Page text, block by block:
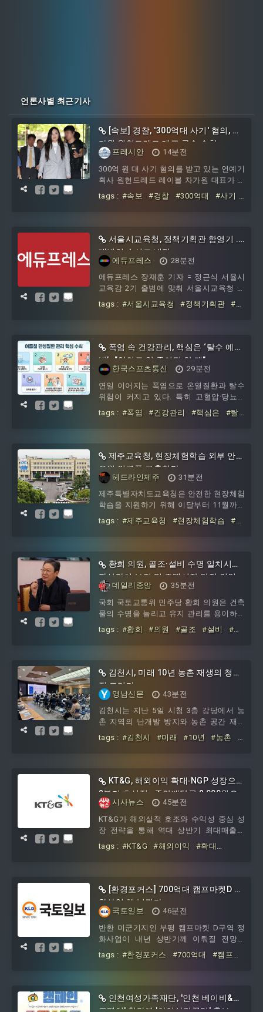
언론사별 최근기사
[속보] 경찰, '300억대 사기' 혐의, 차
가원 원헌드레드 대표 구속 송치
프레시안
14분전
300억 원 대 사기 혐의를 받고 있는 연예기
획사 원헌드레드 레이블 차가원 대표가 구
속 상태로 검찰에 넘겨졌다. 서울경찰청
광역수사단 금융수사대는 7일 차 대표를
tags : #속보 #경찰 #300억대
#사기
서울시교육청, 정책기획관 함영기 ..
대변인 손성조 내정
에듀프레스
28분전
에듀프레스 장재훈 기자 = 정근식 서율시
교육감 2기 출범에 맞춰 서울시교육청 정
책기획관에 함영기 전 서울시교육청 교육
정책국장이 내정됐다. 또 대변인에는 손성
tags : #서울시교육청 #정책기획관
#함
폭염 속 건강관리, 핵심은 ‘탈수 예
방’…"임의로 약 줄이면 안 돼"
한국스포츠통신
29분전
연일 이어지는 폭염으로 온열질환과 탈수
위험이 커지고 있다. 특히 고혈압·당뇨병
등 만성질환자는 더위로 혈압과 혈당이 평
소보다 크게 변할 수 있어 각별한 주의가
tags : #폭염 #건강관리 #핵심은
#탈
제주교육청, 현장체험학습 외부 안전
요원 인력풀 구축한다
헤드라인제주
31분전
제주특별자치도교육청은 안전한 현장체험
학습을 지원하기 위해 이달부터 11월까지
총 4회에 걸쳐 '2026년 현장체험학습 외부
안전요원 양성 연수비 지원 사업'을 추진
사회에서 양성하고, 학교가 활용할 수 있
는 외부 안전요원 인력풀을 확대하기 위해
마련됐다.지원 대상은 일정한 자격을 갖춘
도내 일반인이다. 연수는 대한적십자사 제
주특별자치도지사가 주관하는 '현장체험
학습 안전과정'으로 진행되며, 집합 대면
교육과 실습 중심으로 운영된다. 교육 내
tags : #제주교육청 #현장체험학습
#외
황희 의원, 골조·설비 수명 일치시켜
자산가치 보전 및 주택시장 안정 견인
데일리중앙
35분전
국회 국토교통위 민주당 황희 의원은 건축
물의 수명을 늘리고 유지 관리를 용이하게
해 주거 자산 가치의 보전 및 주택 시장의
안정을 도모하기 위한 '건축법' 개정안을
으나 건축물의 장기간 사용과 효율적인 유
지 관리를 유도할 수 있는 체계적인 법적
근거는 미비한 실정이다. 특히 우리나라의
대표적인 공동주택 형태는 급·배수, 전기,
통신 등 주요 건축 설비가 바닥과 벽체 내
부에 매립돼 있어 점검 및 교체가 매우 까
다롭다. 또한 철근
tags : #황희 #의원 #골조 #설비
#수
김천시, 미래 10년 농촌 재생의 청사
진 그리다
영남신문
43분전
김천시는 지난 5일 시청 3층 강당에서 농
촌 지역의 난개발 방지와 농촌 공간 재생
의 성공적인 추진을 위해 시민과 관계 전
문가 등 100여 명을 대상으로 ‘김천시 농촌
는 「농촌 공간 재구조화 및 재생지원에
관한 법률」 시행에 따라 김천시 농촌 지
역의 지속 가능한 발전 방향에 관한 시민
의 의견을 수렴하기 위해 마련된 자리로,
김천시 농촌 공간 분석 결과와 함께 주거·
산업·축산 등 기능별로 공간을 재편하
는‘농촌특화지구’도입 방안 등 미래 농촌
tags : #김천시 #미래 #10년 #농촌
#
KT&G, 해외이익 확대∙NGP 성장으로
2분기 호실적…중간배당금 2,000원으
로 상향시사뉴스
45분전
KT&G가 해외실적 호조와 수익성 중심 성
장 전략을 통해 역대 상반기 최대매출을
경신했으며, 영업이익은 4개 분기 연속 전
년 대비 두 자릿수 성장을 이어갔다. 이에
의 2분기 연결 기준 매출액은 1조 7,016억
원, 영업이익은 4,1
tags : #KT&G #해외이익
#확대
[환경포커스] 700억대 캠프마켓D 정
화사업 해 넘긴다
국토일보
46분전
반환 미군기지인 부평 캠프마켓 D구역 정
화사업이 내년 상반기께 이뤄질 전망이
다.7일 한국환경공단과 토양정화업계에
따르면 최근 ‘캠프마켓 D구역 및 주변지역
격업체로 선정돼 정화 기본 설계 등을 수
행중에 있다.국방부로부터 캠프마켓 D정
tags : #환경포커스 #700억대
#캠프마
인천여성가족재단, '인천 베이비&키